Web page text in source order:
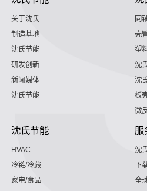
关于沈氏
制造基地
沈氏节能
研发创新
新闻媒体
沈氏节能
同
壳
塑
沈
沈
板
微
沈氏节能
HVAC
冷链/冷藏
家电/食品
服
沈
下
全